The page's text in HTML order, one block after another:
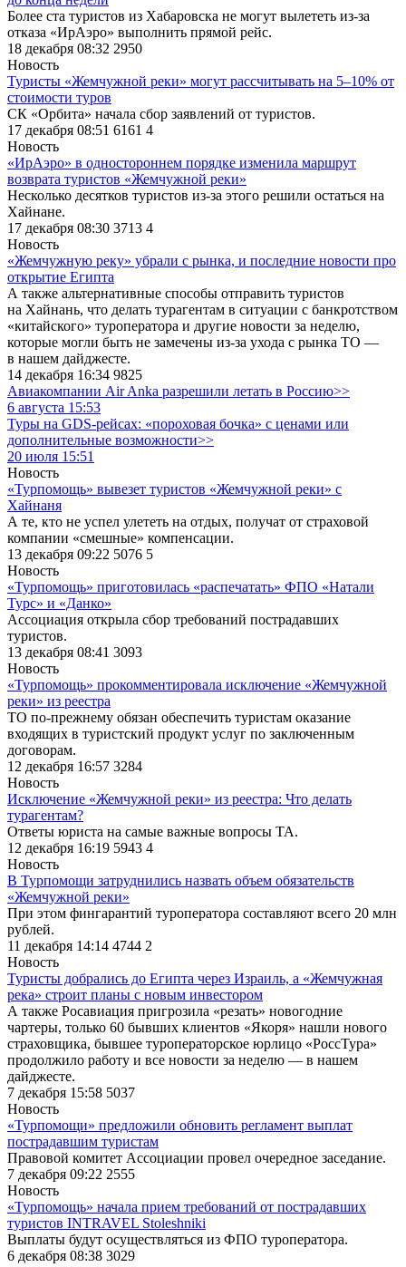
Более ста туристов из Хабаровска не могут вылететь из-за
отказа «ИрАэро» выполнить прямой рейс.
18 декабря 08:32 2950
Новость
Туристы «Жемчужной реки» могут рассчитывать на 5–10% от
стоимости туров
СК «Орбита» начала сбор заявлений от туристов.
17 декабря 08:51 6161 4
Новость
«ИрАэро» в одностороннем порядке изменила маршрут
возврата туристов «Жемчужной реки»
Несколько десятков туристов из-за этого решили остаться на
Хайнане.
17 декабря 08:30 3713 4
Новость
«Жемчужную реку» убрали с рынка, и последние новости про
открытие Египта
А также альтернативные способы отправить туристов
на Хайнань, что делать турагентам в ситуации с банкротством
«китайского» туроператора и другие новости за неделю,
которые могли быть не замечены из-за ухода с рынка ТО —
в нашем дайджесте.
14 декабря 16:34 9825
Авиакомпании Air Anka разрешили летать в Россию>>
6 августа 15:53
Туры на GDS-рейсах: «пороховая бочка» с ценами или
дополнительные возможности>>
20 июля 15:51
Новость
«Турпомощь» вывезет туристов «Жемчужной реки» с
Хайнаня
А те, кто не успел улететь на отдых, получат от страховой
компании «смешные» компенсации.
13 декабря 09:22 5076 5
Новость
«Турпомощь» приготовилась «распечатать» ФПО «Натали
Турс» и «Данко»
Ассоциация открыла сбор требований пострадавших
туристов.
13 декабря 08:41 3093
Новость
«Турпомощь» прокомментировала исключение «Жемчужной
реки» из реестра
ТО по-прежнему обязан обеспечить туристам оказание
входящих в туристский продукт услуг по заключенным
договорам.
12 декабря 16:57 3284
Новость
Исключение «Жемчужной реки» из реестра: Что делать
турагентам?
Ответы юриста на самые важные вопросы ТА.
12 декабря 16:19 5943 4
Новость
В Турпомощи затруднились назвать объем обязательств
«Жемчужной реки»
При этом фингарантий туроператора составляют всего 20 млн
рублей.
11 декабря 14:14 4744 2
Новость
Туристы добрались до Египта через Израиль, а «Жемчужная
река» строит планы с новым инвестором
А также Росавиация пригрозила «резать» новогодние
чартеры, только 60 бывших клиентов «Якоря» нашли нового
страховщика, бывшее туроператорское юрлицо «РоссТура»
продолжило работу и все новости за неделю — в нашем
дайджесте.
7 декабря 15:58 5037
Новость
«Турпомощи» предложили обновить регламент выплат
пострадавшим туристам
Правовой комитет Ассоциации провел очередное заседание.
7 декабря 09:22 2555
Новость
«Турпомощь» начала прием требований от пострадавших
туристов INTRAVEL Stoleshniki
Выплаты будут осуществляться из ФПО туроператора.
6 декабря 08:38 3029